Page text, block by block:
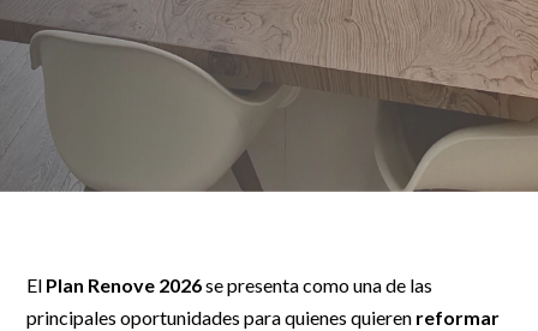
El Plan Renove 2026se presenta como una de las
principales oportunidades para quienes quieren reformar